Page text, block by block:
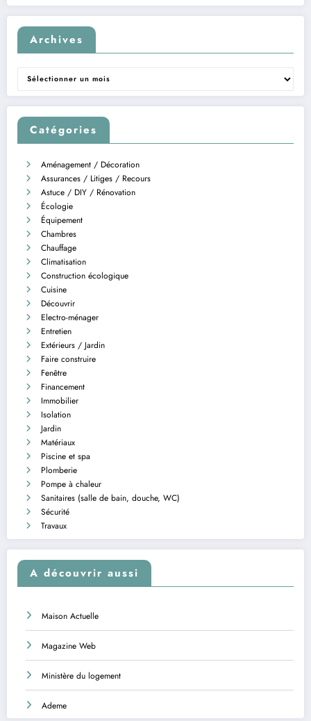
Archives
Archives
Catégories
Aménagement / Décoration
Assurances / Litiges / Recours
Astuce / DIY / Rénovation
Écologie
Équipement
Chambres
Chauffage
Climatisation
Construction écologique
Cuisine
Découvrir
Electro-ménager
Entretien
Extérieurs / Jardin
Faire construire
Fenêtre
Financement
Immobilier
Isolation
Jardin
Matériaux
Piscine et spa
Plomberie
Pompe à chaleur
Sanitaires (salle de bain, douche, WC)
Sécurité
Travaux
A découvrir aussi
Maison Actuelle
Magazine Web
Ministère du logement
Ademe